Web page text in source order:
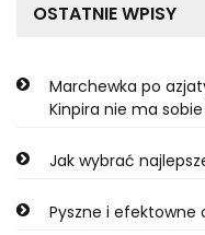
OSTATNIE WPISY
Marchewka po
Kinpira nie ma
Jak wybrać
Pyszne i efektowne